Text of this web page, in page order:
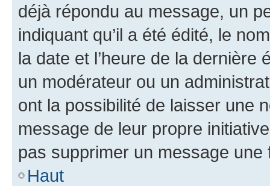
déjà répondu au message, un
indiquant qu’il a été édité, le
la date et l’heure de la dernière
un modérateur ou un
ont la possibilité de laisser une
message de leur propre
pas supprimer un message une
Haut